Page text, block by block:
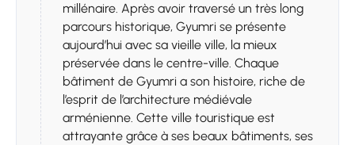
millénaire. Après avoir traversé un très long
parcours historique, Gyumri se présente
aujourd’hui avec sa vieille ville, la mieux
préservée dans le centre-ville. Chaque
bâtiment de Gyumri a son histoire, riche de
l’esprit de l’architecture médiévale
arménienne. Cette ville touristique est
attrayante grâce à ses beaux bâtiments, ses